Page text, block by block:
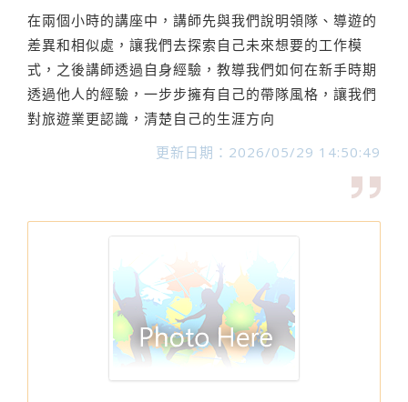
在兩個小時的講座中，講師先與我們說明領隊、導遊的
差異和相似處，讓我們去探索自己未來想要的工作模
式，之後講師透過自身經驗，教導我們如何在新手時期
透過他人的經驗，一步步擁有自己的帶隊風格，讓我們
對旅遊業更認識，清楚自己的生涯方向
更新日期：2026/05/29 14:50:49